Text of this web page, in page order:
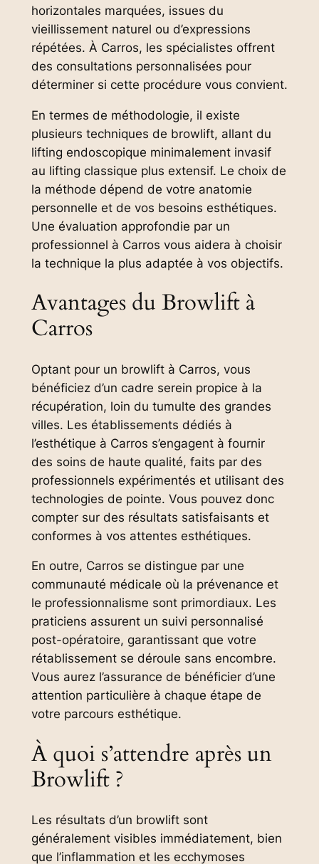
horizontales marquées, issues du
vieillissement naturel ou d’expressions
répétées. À Carros, les spécialistes offrent
des consultations personnalisées pour
déterminer si cette procédure vous convient.
En termes de méthodologie, il existe
plusieurs techniques de browlift, allant du
lifting endoscopique minimalement invasif
au lifting classique plus extensif. Le choix de
la méthode dépend de votre anatomie
personnelle et de vos besoins esthétiques.
Une évaluation approfondie par un
professionnel à Carros vous aidera à choisir
la technique la plus adaptée à vos objectifs.
Avantages du Browlift à
Carros
Optant pour un browlift à Carros, vous
bénéficiez d’un cadre serein propice à la
récupération, loin du tumulte des grandes
villes. Les établissements dédiés à
l’esthétique à Carros s’engagent à fournir
des soins de haute qualité, faits par des
professionnels expérimentés et utilisant des
technologies de pointe. Vous pouvez donc
compter sur des résultats satisfaisants et
conformes à vos attentes esthétiques.
En outre, Carros se distingue par une
communauté médicale où la prévenance et
le professionnalisme sont primordiaux. Les
praticiens assurent un suivi personnalisé
post-opératoire, garantissant que votre
rétablissement se déroule sans encombre.
Vous aurez l’assurance de bénéficier d’une
attention particulière à chaque étape de
votre parcours esthétique.
À quoi s’attendre après un
Browlift ?
Les résultats d’un browlift sont
généralement visibles immédiatement, bien
que l’inflammation et les ecchymoses